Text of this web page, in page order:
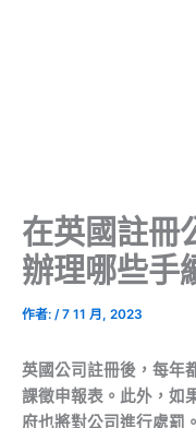
在英國註冊
辦理哪些手
作者: /7 11 月, 2023
英國公司註冊後，每年
課徵申報表。此外，如
府也將對公司進行處罰。